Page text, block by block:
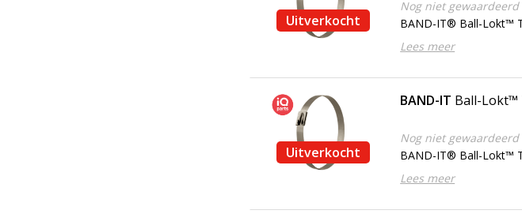
Uitverkocht
Nog niet gewaardeerd
BAND-IT® Ball-Lokt™
Lees meer
Uitverkocht
BAND-IT Ball-Lokt™
Nog niet gewaardeerd
BAND-IT® Ball-Lokt™
Lees meer